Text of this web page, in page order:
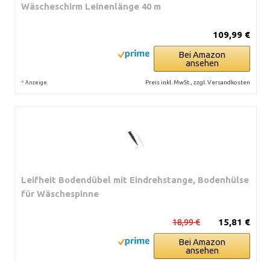
Wäscheschirm Leinenlänge 40 m
109,99 €
Bei Amazon
ansehen
* Anzeige Preis inkl. MwSt., zzgl. Versandkosten
Leifheit Bodendübel mit Eindrehstange, Bodenhülse
für Wäschespinne
15,81 €
18,99 €
Bei Amazon
ansehen